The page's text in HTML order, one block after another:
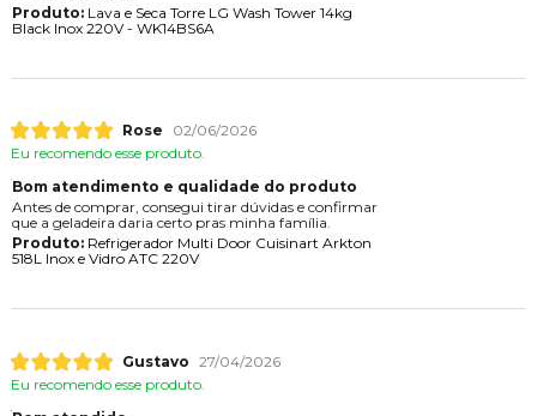
Produto:Lava e Seca Torre LG Wash Tower 14kg
Black Inox 220V - WK14BS6A
Rose
02/06/2026
Eu recomendo esse produto.
Bom atendimento e qualidade do produto
Antes de comprar, consegui tirar dúvidas e confirmar
que a geladeira daria certo pras minha família.
Produto:Refrigerador Multi Door Cuisinart Arkton
518L Inox e Vidro ATC 220V
Gustavo 27/04/2026
Eu recomendo esse produto.